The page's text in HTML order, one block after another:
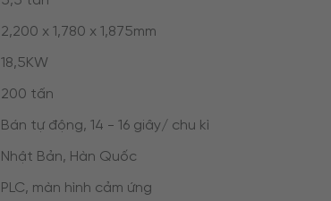
2,200 x 1,780 x 1,875mm
18,5KW
200 tấn
Bán tự động, 14 - 16 giây/ chu kì
Nhật Bản, Hàn Quốc
PLC, màn hình cảm ứng